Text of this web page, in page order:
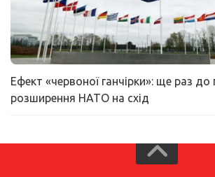
Ефект «червоної ганчірки»: ще раз
розширення НАТО на схід